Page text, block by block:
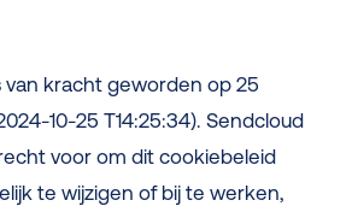
van kracht geworden op25
10-25 T14:25:34). Sendcloud
voor om dit cookiebeleid
te wijzigen of bij te werken,